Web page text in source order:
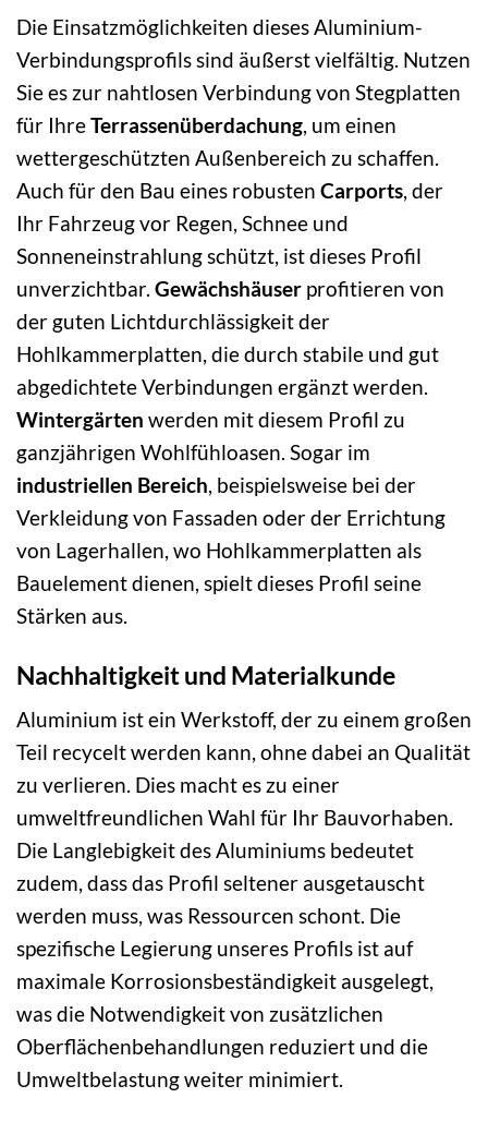
Die Einsatzmöglichkeiten dieses Aluminium-
Verbindungsprofils sind äußerst vielfältig. Nutzen
Sie es zur nahtlosen Verbindung von Stegplatten
für IhreTerrassenüberdachung, um einen
wettergeschützten Außenbereich zu schaffen.
Auch für den Bau eines robusten Carports, der
Ihr Fahrzeug vor Regen, Schnee und
Sonneneinstrahlung schützt, ist dieses Profil
unverzichtbar. Gewächshäuser profitieren von
der guten Lichtdurchlässigkeit der
Hohlkammerplatten, die durch stabile und gut
abgedichtete Verbindungen ergänzt werden.
Wintergärten werden mit diesem Profil zu
ganzjährigen Wohlfühloasen. Sogar im
industriellen Bereich, beispielsweise bei der
Verkleidung von Fassaden oder der Errichtung
von Lagerhallen, wo Hohlkammerplatten als
Bauelement dienen, spielt dieses Profil seine
Stärken aus.
Nachhaltigkeit und Materialkunde
Aluminium ist ein Werkstoff, der zu einem großen
Teil recycelt werden kann, ohne dabei an Qualität
zu verlieren. Dies macht es zu einer
umweltfreundlichen Wahl für Ihr Bauvorhaben.
Die Langlebigkeit des Aluminiums bedeutet
zudem, dass das Profil seltener ausgetauscht
werden muss, was Ressourcen schont. Die
spezifische Legierung unseres Profils ist auf
maximale Korrosionsbeständigkeit ausgelegt,
was die Notwendigkeit von zusätzlichen
Oberflächenbehandlungen reduziert und die
Umweltbelastung weiter minimiert.